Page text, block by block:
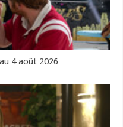
4 août 2026